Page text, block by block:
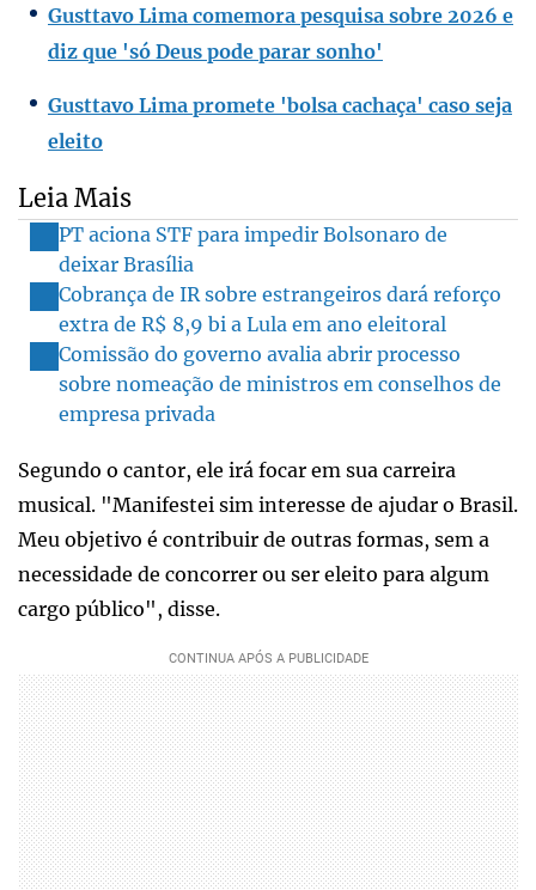
Gusttavo Lima comemora pesquisa sobre 2026 e
diz que 'só Deus pode parar sonho'
Gusttavo Lima promete 'bolsa cachaça' caso seja
eleito
Leia Mais
PT aciona STF para impedir Bolsonaro de
deixar Brasília
Cobrança de IR sobre estrangeiros dará reforço
extra de R$ 8,9 bi a Lula em ano eleitoral
Comissão do governo avalia abrir processo
sobre nomeação de ministros em conselhos de
empresa privada
Segundo o cantor, ele irá focar em sua carreira
musical. "Manifestei sim interesse de ajudar o Brasil.
Meu objetivo é contribuir de outras formas, sem a
necessidade de concorrer ou ser eleito para algum
cargo público", disse.